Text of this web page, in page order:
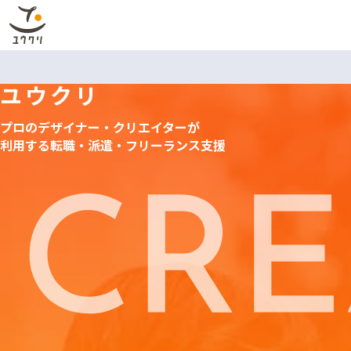
ユウクリ
プロのデザイナー・クリエイターが
利用する転職・派遣・フリーランス支援